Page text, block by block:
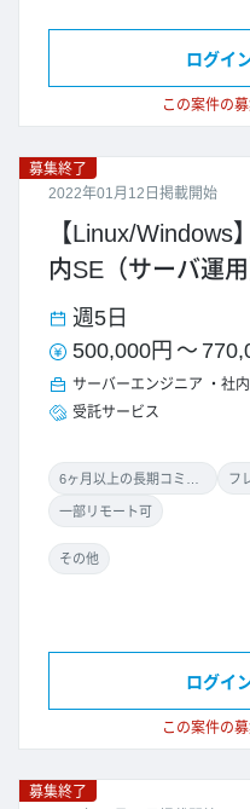
この案件の
ログイ
募集終了
2022年01月12日掲載開始
【Linux/Windows
内SE（サーバ運用
週5日
500,000円 ～
サーバーエンジニア
社
受託サービス
フ
一部リモート可
その他
この案件の
ログイ
募集終了